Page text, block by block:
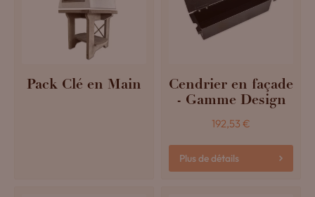
Pack Clé en Main
Cendrier en façade
- Gamme Design
192,53 €
Plus de détails